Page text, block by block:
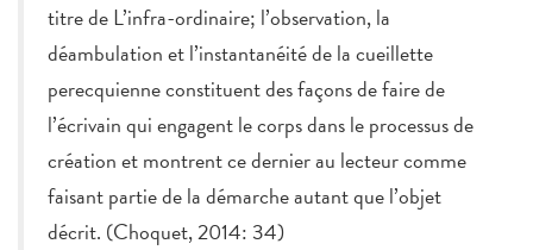
titre de L’infra-ordinaire; l’observation, la
déambulation et l’instantanéité de la cueillette
perecquienne constituent des façons de faire de
l’écrivain qui engagent le corps dans le processus de
création et montrent ce dernier au lecteur comme
faisant partie de la démarche autant que l’objet
décrit. (Choquet, 2014: 34)